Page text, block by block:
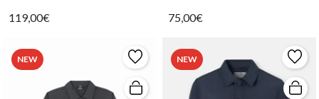
119,00€ 75,00€
NEW NEW